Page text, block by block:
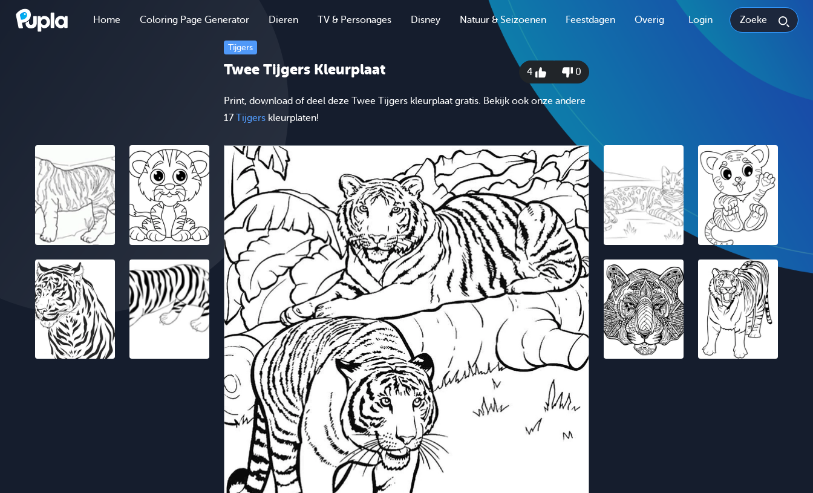
Home Coloring Page Generator Dieren TV & Personages Disney Natuur & Seizoenen Feestdagen Overig Login
Tijgers
Twee Tijgers Kleurplaat 4 0
Print, download of deel deze Twee Tijgers kleurplaat gratis. Bekijk ook onze andere
17 Tijgers kleurplaten!